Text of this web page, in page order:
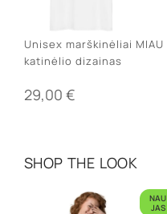
Unisex marškinėliai MIAU
katinėlio dizainas
29,00 €
SHOP THE LOOK
NAU
JAS